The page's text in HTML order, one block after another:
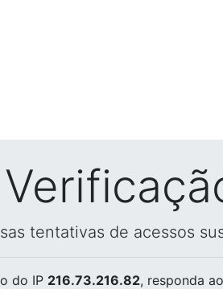
tentativas de acessos
do IP 216.73.216.82, responda